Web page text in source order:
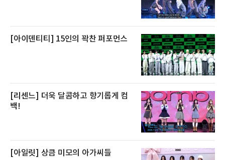
[아이덴티티] 15인의 꽉찬 퍼포먼스
[리센느] 더욱 달콤하고 향기롭게 컴
백!
[아일릿] 상큼 미모의 아가씨들